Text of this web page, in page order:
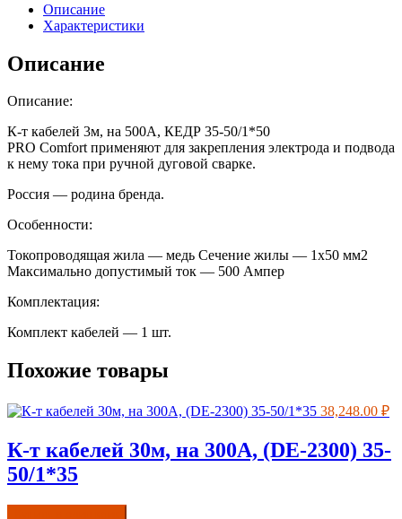
Описание
Характеристики
Описание
Описание:
К-т кабелей 3м, на 500А, КЕДР 35-50/1*50
PRO Comfort применяют для закрепления электрода и подвода
к нему тока при ручной дуговой сварке.
Россия — родина бренда.
Особенности:
Токопроводящая жила — медь Сечение жилы — 1х50 мм2
Максимально допустимый ток — 500 Ампер
Комплектация:
Комплект кабелей — 1 шт.
Похожие товары
38,248.00 ₽
К-т кабелей 30м, на 300А, (DE-2300) 35-
50/1*35